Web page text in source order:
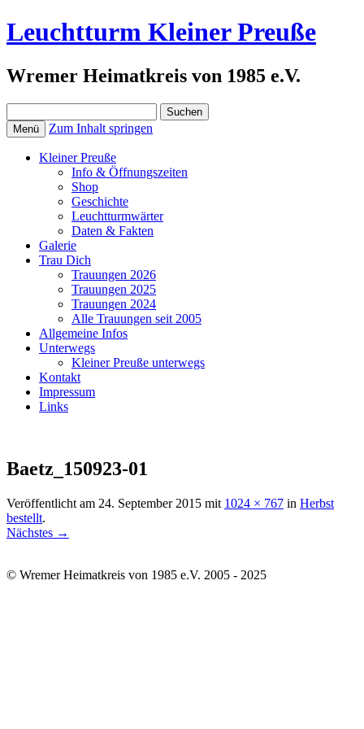
Leuchtturm Kleiner Preuße
Wremer Heimatkreis von 1985 e.V.
nach:
Menü Zum Inhalt springen
Kleiner Preuße
Info & Öffnungszeiten
Shop
Geschichte
Leuchtturmwärter
Daten & Fakten
Galerie
Trau Dich
Trauungen 2026
Trauungen 2025
Trauungen 2024
Alle Trauungen seit 2005
Allgemeine Infos
Unterwegs
Kleiner Preuße unterwegs
Kontakt
Impressum
Links
Baetz_150923-01
Veröffentlicht am 24. September 2015 mit 1024 × 767 in Herbst
bestellt.
Nächstes →
© Wremer Heimatkreis von 1985 e.V. 2005 - 2025